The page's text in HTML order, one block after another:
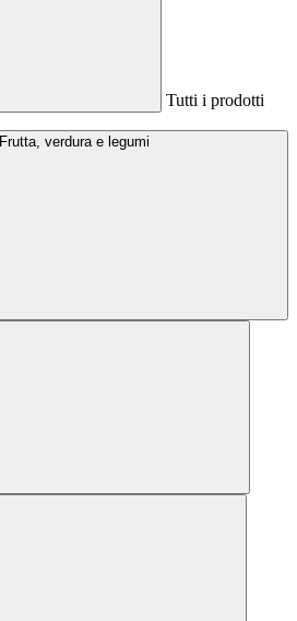
Tutti i prodotti
Frutta, verdura e legumi